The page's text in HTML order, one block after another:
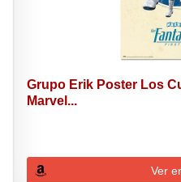
Grupo Erik Poster Los
Marvel...
Ver